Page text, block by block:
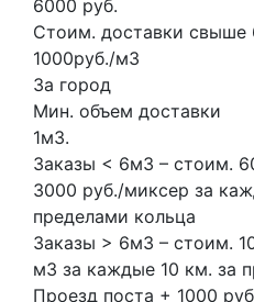
6000 руб.
Стоим. доставки свыше
1000руб./м3
За город
Мин. объем доставки
1м3.
Заказы < 6м3 – стоим.
3000 руб./миксер за
пределами кольца
Заказы > 6м3 – стоим.
м3 за каждые 10 км. за
Проезд поста + 1000